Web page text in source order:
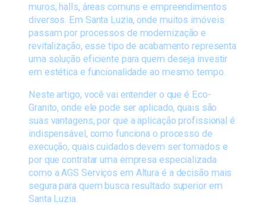
muros, halls, áreas comuns e empreendimentos
diversos. Em Santa Luzia, onde muitos imóveis
passam por processos de modernização e
revitalização, esse tipo de acabamento representa
uma solução eficiente para quem deseja investir
em estética e funcionalidade ao mesmo tempo.
Neste artigo, você vai entender o que é Eco-
Granito, onde ele pode ser aplicado, quais são
suas vantagens, por que a aplicação profissional é
indispensável, como funciona o processo de
execução, quais cuidados devem ser tomados e
por que contratar uma empresa especializada
como a AGS Serviços em Altura é a decisão mais
segura para quem busca resultado superior em
Santa Luzia.